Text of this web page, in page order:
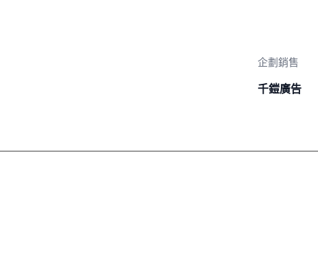
企劃銷售
千鎧廣告